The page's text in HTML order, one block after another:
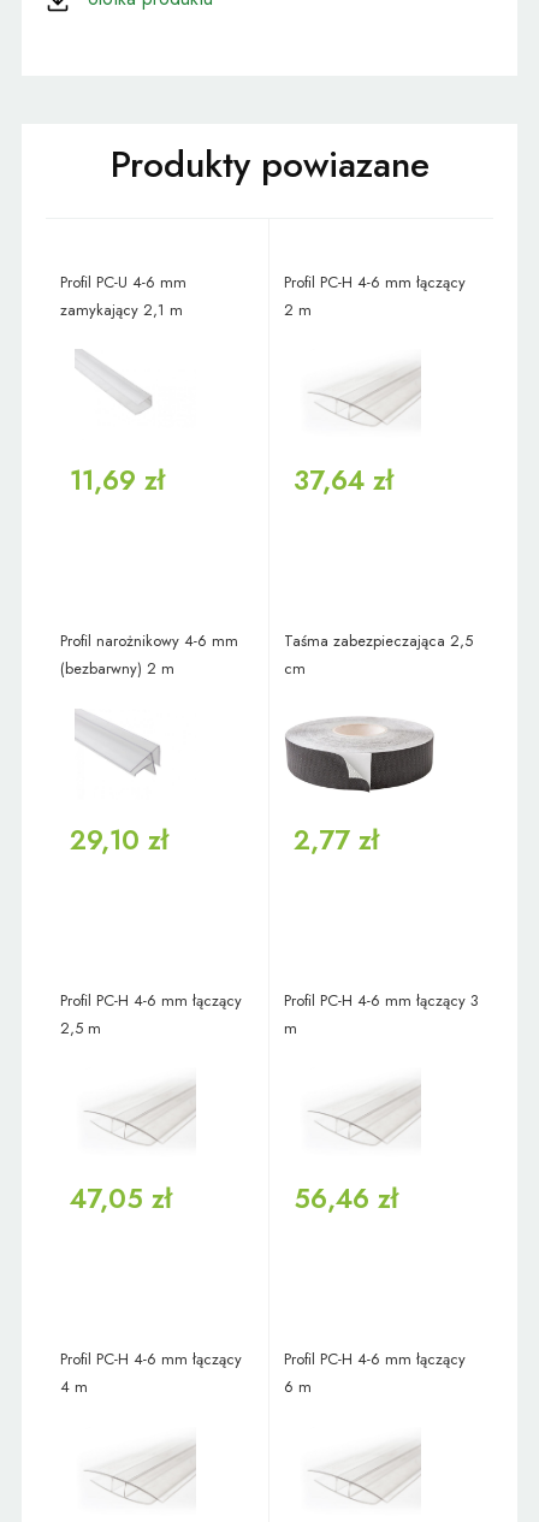
Profil PC-U 4-6 mm
zamykający 2,1 m
11,69 zł
Profil PC-H 4-6 mm łączący
2 m
37,64 zł
Profil narożnikowy 4-6 mm
(bezbarwny) 2 m
29,10 zł
Taśma zabezpieczająca 2,5
cm
2,77 zł
Profil PC-H 4-6 mm łączący
2,5 m
47,05 zł
Profil PC-H 4-6 mm łączący 3
m
56,46 zł
Profil PC-H 4-6 mm łączący
4 m
Profil PC-H 4-6 mm łączący
6 m